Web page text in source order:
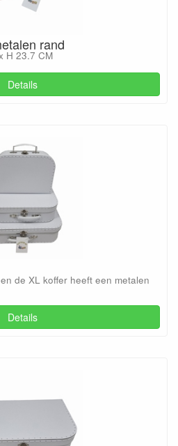
rand
H 23.7 CM
Details
de XL koffer heeft een metalen
Details